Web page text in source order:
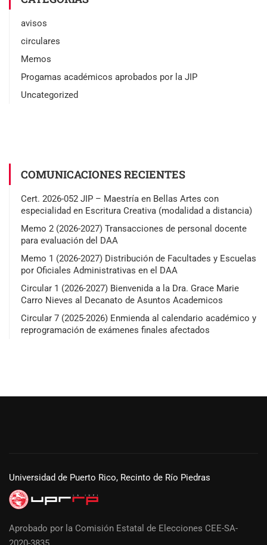
avisos
circulares
Memos
Progamas académicos aprobados por la JIP
Uncategorized
COMUNICACIONES RECIENTES
Cert. 2026-052 JIP – Maestría en Bellas Artes con
especialidad en Escritura Creativa (modalidad a distancia)
Memo 2 (2026-2027) Transacciones de personal docente
para evaluación del DAA
Memo 1 (2026-2027) Distribución de Facultades y Escuelas
por Oficiales Administrativas en el DAA
Circular 1 (2026-2027) Bienvenida a la Dra. Grace Marie
Carro Nieves al Decanato de Asuntos Academicos
Circular 7 (2025-2026) Enmienda al calendario académico y
reprogramación de exámenes finales afectados
Universidad de Puerto Rico, Recinto de Río Piedras
Aprobado por la Comisión Estatal de Elecciones CEE-SA-